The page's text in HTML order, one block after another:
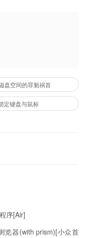
盘空间的罪魁祸首
定键盘与鼠标
序[Air]
览器(with prism)[小众首